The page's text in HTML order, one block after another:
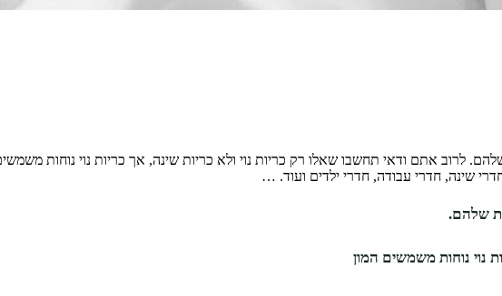
לרוב אתם ודאי תחשבו שאלו רק כריות נוי ולא כריות שינה, אך כריות נוי נוחות
שינה, חדרי עבודה, חדרי ילדים ועוד. …
שלהם.
נוי נוחות משמשים המון